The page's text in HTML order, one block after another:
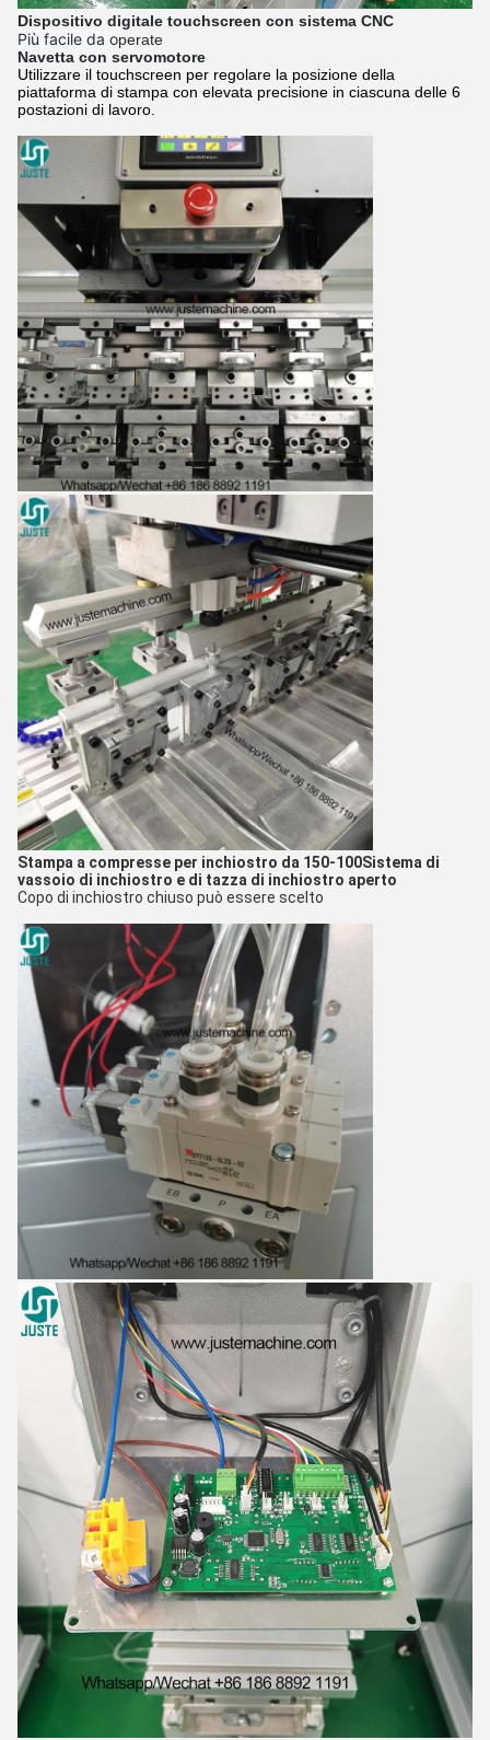
Dispositivo digitale touchscreen con sistema CNC
Più facile da operate
Navetta con servomotore
Utilizzare il touchscreen per regolare la posizione della
piattaforma di stampa con elevata precisione in ciascuna delle 6
postazioni di lavoro.
Stampa a compresse per inchiostro da 150-100Sistema di
vassoio di inchiostro e di tazza di inchiostro aperto
Copo di inchiostro chiuso può essere scelto